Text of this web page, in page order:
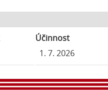
Účinnost
1. 7. 2026